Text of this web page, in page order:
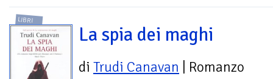
LIBRI
La spia dei maghi
di Trudi Canavan | Romanzo